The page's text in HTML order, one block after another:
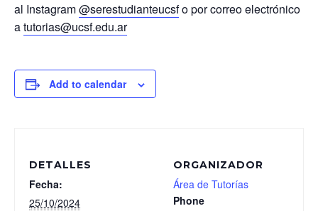
al Instagram@serestudianteucsfo por correo electrónico
atutorias@ucsf.edu.ar
Add to calendar
DETALLES
Fecha:
25/10/2024
ORGANIZADOR
Área de Tutorías
Phone